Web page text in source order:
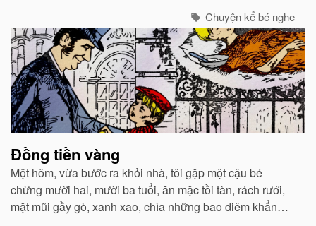
Chuyện kể bé nghe
Đồng tiền vàng
Một hôm, vừa bước ra khỏi nhà, tôi gặp một cậu bé
chừng mười hai, mười ba tuổi, ăn mặc tồi tàn, rách rưới,
mặt mũi gầy gò, xanh xao, chìa những bao diêm khẩn